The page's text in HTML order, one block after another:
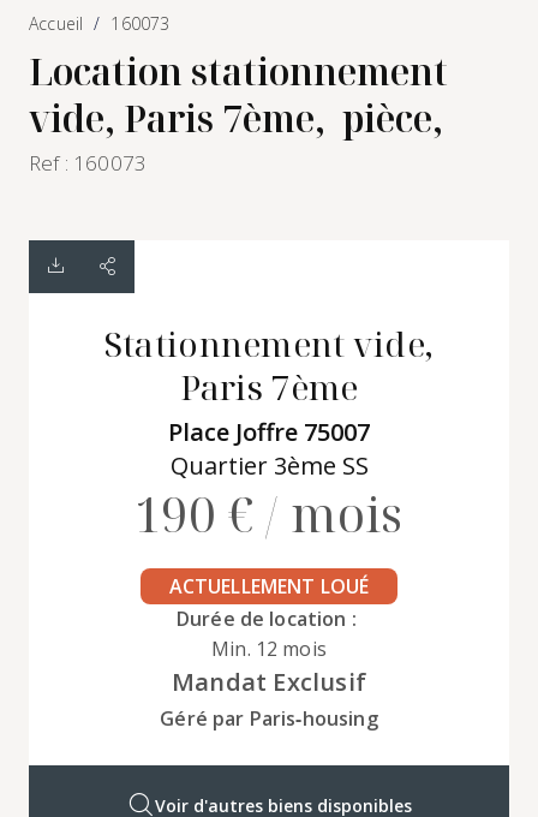
Accueil 160073
Location stationnement
vide, Paris 7ème, pièce,
Ref : 160073
Stationnement vide,
Paris 7ème
Place Joffre 75007
Quartier 3ème SS
190 € / mois
ACTUELLEMENT LOUÉ
Durée de location :
Min. 12 mois
Mandat Exclusif
Géré par Paris‑housing
Voir d'autres biens disponibles